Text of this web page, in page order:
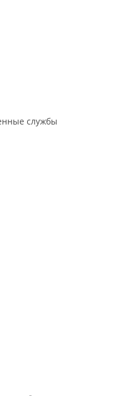
службы